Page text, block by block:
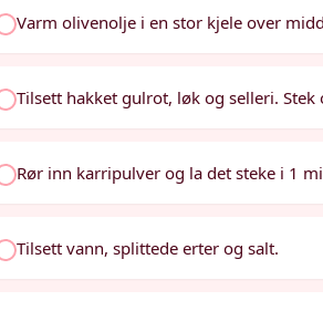
Varm olivenolje i en stor kjele over
Tilsett hakket gulrot, løk og selleri.
Rør inn karripulver og la det steke i 1
Tilsett vann, splittede erter og salt.